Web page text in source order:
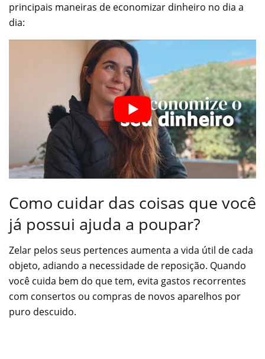
principais maneiras de economizar dinheiro no dia a
dia:
Como cuidar das coisas que você
já possui ajuda a poupar?
Zelar pelos seus pertences aumenta a vida útil de cada
objeto, adiando a necessidade de reposição. Quando
você cuida bem do que tem, evita gastos recorrentes
com consertos ou compras de novos aparelhos por
puro descuido.